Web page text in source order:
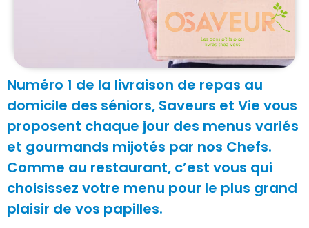
Numéro 1 de la livraison de repas au
domicile des séniors, Saveurs et Vie vous
proposent chaque jour des menus variés
et gourmands mijotés par nos Chefs.
Comme au restaurant, c’est vous qui
choisissez votre menu pour le plus grand
plaisir de vos papilles.